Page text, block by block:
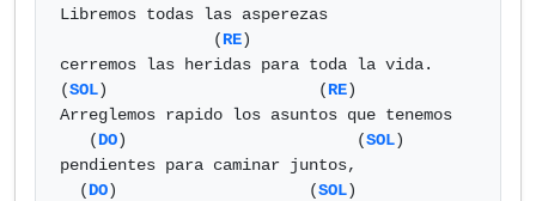
Libremos todas las asperezas
                (
RE)
cerremos las heridas para toda la vida.
(SOL)                      (RE)
Arreglemos rapido los asuntos que tenemos
   (
DO)                        (SOL)
pendientes para caminar juntos,
  (
DO)                    (SOL)